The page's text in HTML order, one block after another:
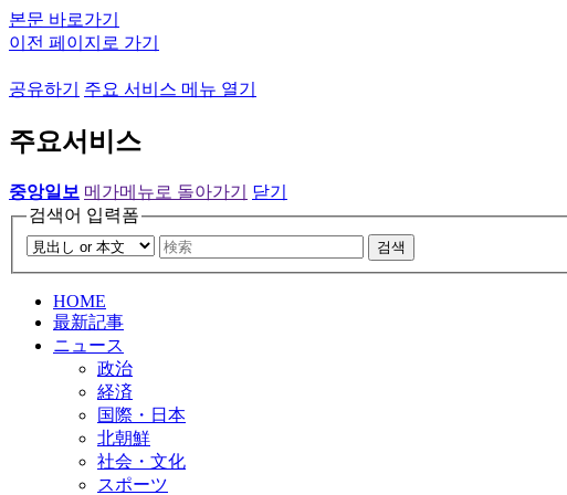
본문 바로가기
이전 페이지로 가기
공유하기 주요 서비스 메뉴 열기
주요서비스
중앙일보 메가메뉴로 돌아가기
닫기
검색어 입력폼
검색
HOME
最新記事
ニュース
政治
経済
国際・日本
北朝鮮
社会・文化
スポーツ